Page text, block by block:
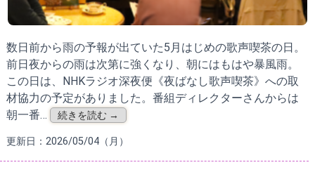
数日前から雨の予報が出ていた5月はじめの歌声喫茶の日。
前日夜からの雨は次第に強くなり、朝にはもはや暴風雨。
この日は、NHKラジオ深夜便《夜ばなし歌声喫茶》への取
材協力の予定がありました。番組ディレクターさんからは
朝一番…
続きを読む →
更新日：2026/05/04（月）